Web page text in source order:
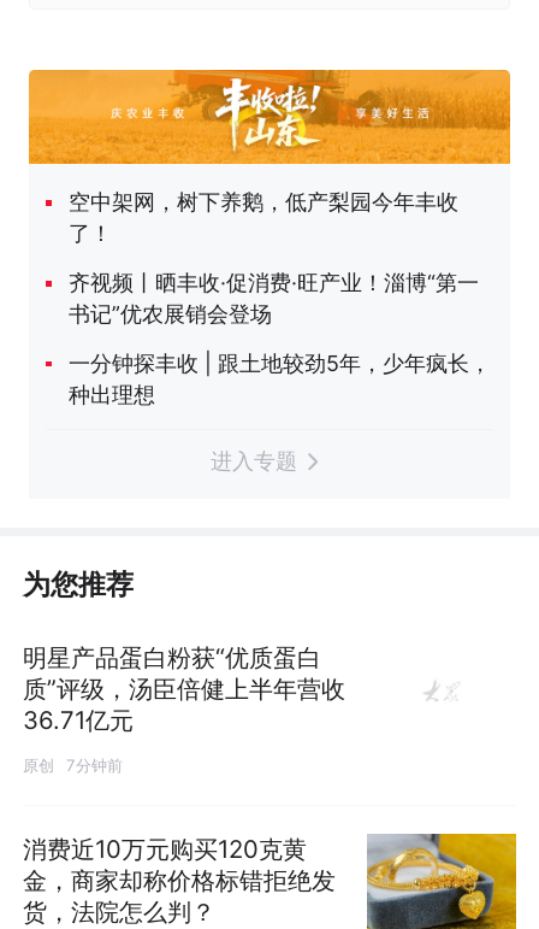
空中架网，树下养鹅，低产梨园今年丰收
了！
齐视频丨晒丰收·促消费·旺产业！淄博“第一
书记”优农展销会登场
一分钟探丰收 | 跟土地较劲5年，少年疯长，
种出理想
进入专题
为您推荐
明星产品蛋白粉获“优质蛋白
质”评级，汤臣倍健上半年营收
36.71亿元
原创 7分钟前
消费近10万元购买120克黄
金，商家却称价格标错拒绝发
货，法院怎么判？